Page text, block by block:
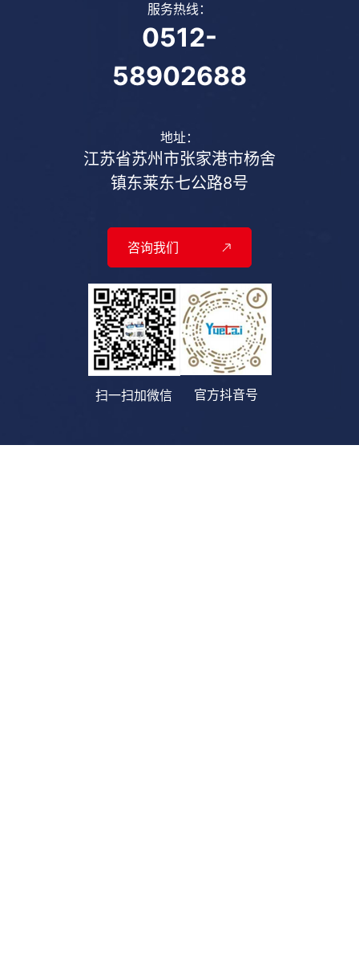
服务热线：
0512-
58902688
地址：
江苏省苏州市张家港市杨舍
镇东莱东七公路8号
咨询我们
扫一扫加微信 官方抖音号